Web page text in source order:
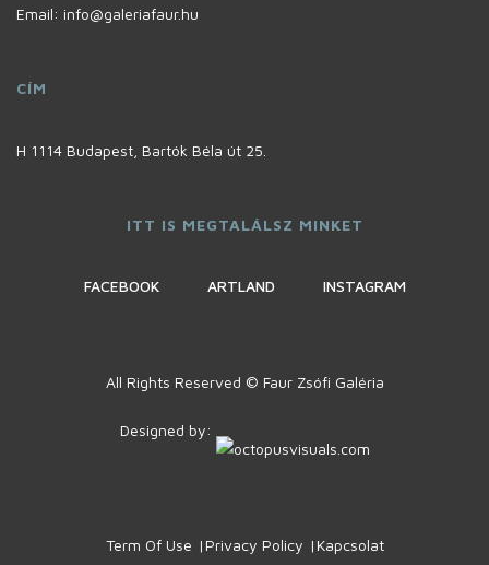
Email: info@galeriafaur.hu
CÍM
H 1114 Budapest, Bartók Béla út 25.
ITT IS MEGTALÁLSZ MINKET
FACEBOOK ARTLAND INSTAGRAM
All Rights Reserved © Faur Zsófi Galéria
Designed by:
Term Of Use Privacy Policy Kapcsolat